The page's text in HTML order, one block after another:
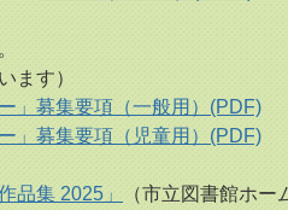
ます）
」募集要項（一般用）(PDF)
」募集要項（児童用）(PDF)
品集 2025」 （市立図書館ホー